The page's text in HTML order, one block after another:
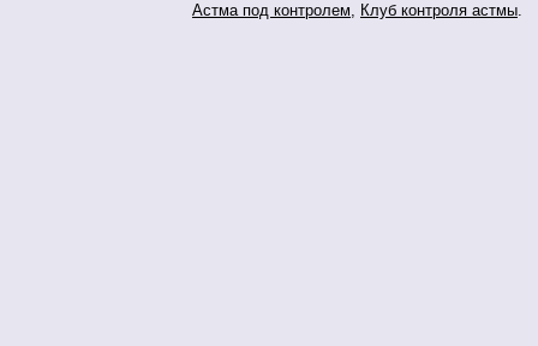
Астма под контролем, Клуб контроля астмы.